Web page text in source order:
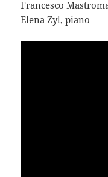
Francesco
Elena Zyl, piano